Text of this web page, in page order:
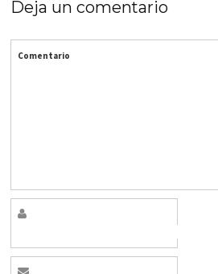
Deja un comentario
Comentario